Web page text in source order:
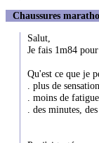
Chaussures
Salut,
Je fais 1m84
Qu'est ce que je
. plus de
. moins de
. des minutes,